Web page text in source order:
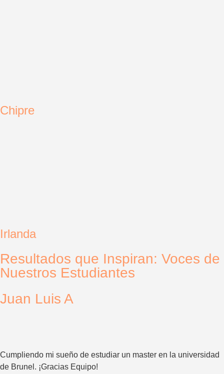
Chipre
Irlanda
Resultados que Inspiran: Voces de
Nuestros Estudiantes
Juan Luis A
Cumpliendo mi sueño de estudiar un master en la universidad
de Brunel. ¡Gracias Equipo!